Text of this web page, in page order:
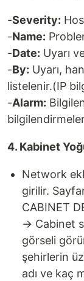
-Severity:
-Name:
-Date: Uyarı
-By: Uyarı,
listelenir.(IP
-Alarm:
4. Kabinet
Network
girilir.
CABINET
→ Cabinet
görseli
şehirlerin
adı ve kaç